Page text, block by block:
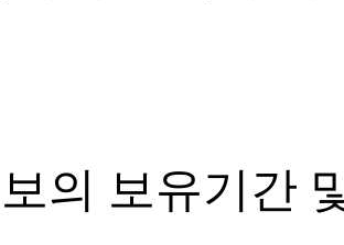
의 보유기간